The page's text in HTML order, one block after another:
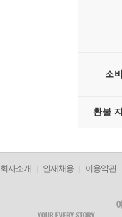
소
환불
회사소개 인재채용 이용약관